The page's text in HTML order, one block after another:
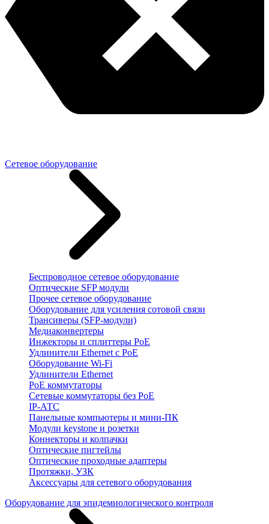
Сетевое оборудование
Беспроводное сетевое оборудование
Оптические SFP модули
Прочее сетевое оборудование
Оборудование для усиления сотовой связи
Трансиверы (SFP-модули)
Медиаконвертеры
Инжекторы и сплиттеры PoE
Удлинители Ethernet с PoE
Оборудование Wi-Fi
Удлинители Ethernet
PoE коммутаторы
Сетевые коммутаторы без PoE
IP-АТС
Панельные компьютеры и мини-ПК
Модули keystone и розетки
Коннекторы и колпачки
Оптические пигтейлы
Оптические проходные адаптеры
Протяжки, УЗК
Аксессуары для сетевого оборудования
Оборудование для эпидемиологического контроля